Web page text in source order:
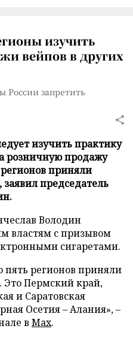
изучить
вейпов в других
России запретить
изучить практику
розничную продажу
приняли
председатель
Володин
властям с призывом
сигаретами.
регионов приняли
Это Пермский край,
и Саратовская
Осетия – Алания», –
в Max.